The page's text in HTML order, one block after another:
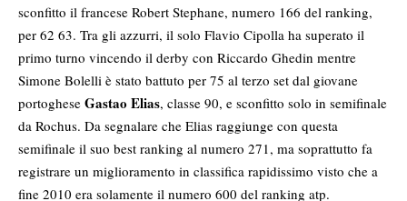
sconfitto il francese Robert Stephane, numero 166 del ranking,
per 62 63. Tra gli azzurri, il solo Flavio Cipolla ha superato il
primo turno vincendo il derby con Riccardo Ghedin mentre
Simone Bolelli è stato battuto per 75 al terzo set dal giovane
portoghese Gastao Elias, classe 90, e sconfitto solo in semifinale
da Rochus. Da segnalare che Elias raggiunge con questa
semifinale il suo best ranking al numero 271, ma soprattutto fa
registrare un miglioramento in classifica rapidissimo visto che a
fine 2010 era solamente il numero 600 del ranking atp.